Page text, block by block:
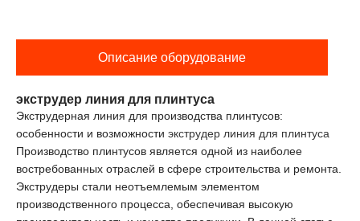
Описание оборудование
экструдер линия для плинтуса
Экструдерная линия для производства плинтусов:
особенности и возможности экструдер линия для плинтуса
Производство плинтусов является одной из наиболее
востребованных отраслей в сфере строительства и ремонта.
Экструдеры стали неотъемлемым элементом
производственного процесса, обеспечивая высокую